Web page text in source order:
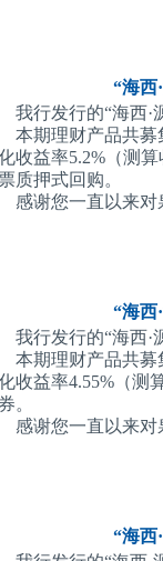
“海西
我行发行的“海西·
本期理财产品共募
收益率5.2%（测
质押式回购。
感谢您一直以来对
“海西
我行发行的“海西·
本期理财产品共募
收益率4.55%（测
。
感谢您一直以来对
“海西